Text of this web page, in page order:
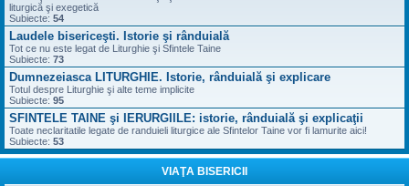
liturgică şi exegetică
Subiecte: 54
Laudele bisericeşti. Istorie şi rânduială
Tot ce nu este legat de Liturghie şi Sfintele Taine
Subiecte: 73
Dumnezeiasca LITURGHIE. Istorie, rânduială şi explicare
Totul despre Liturghie şi alte teme implicite
Subiecte: 95
SFINTELE TAINE şi IERURGIILE: istorie, rânduială şi explicaţii
Toate neclaritatile legate de randuieli liturgice ale Sfintelor Taine vor fi lamurite aici!
Subiecte: 53
VIAŢA BISERICII